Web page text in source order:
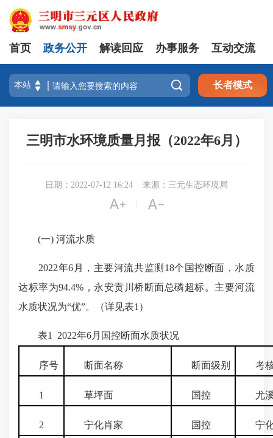
首页 政务公开 解读回应 办事服务 互动交流
 长者模式
三明市水环境质量月报（2022年6月）
日期：2022-07-12 16:24 来源：三元生态环境局
 
(一) 河流水质
2022年6月，主要河流共监测18个国控断面，水质
达标率为94.4%，永安贡川桥断面总磷超标。主要河流
水质状况为“优”。（详见表1）
表1 2022年6月国控断面水质状况
序号 断面名称 断面级别 考核
1 草坪面 国控 尤溪
2 宁化肖家 国控 宁化